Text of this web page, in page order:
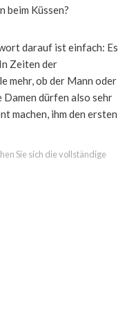
beim Küssen?
darauf ist einfach: Es
Zeiten der
mehr, ob der Mann oder
dürfen also sehr
machen, ihm den ersten
Sie sich die vollständige